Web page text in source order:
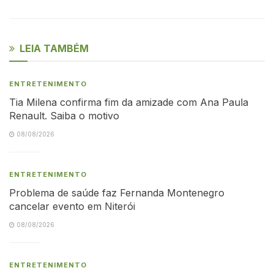
LEIA TAMBÉM
ENTRETENIMENTO
Tia Milena confirma fim da amizade com Ana Paula
Renault. Saiba o motivo
08/08/2026
ENTRETENIMENTO
Problema de saúde faz Fernanda Montenegro
cancelar evento em Niterói
08/08/2026
ENTRETENIMENTO